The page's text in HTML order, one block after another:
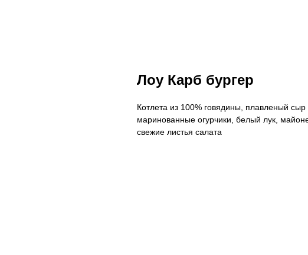
Лоу Карб бургер
Котлета из 100% говядины, плавленый
маринованные огурчики, белый лук,
свежие листья салата